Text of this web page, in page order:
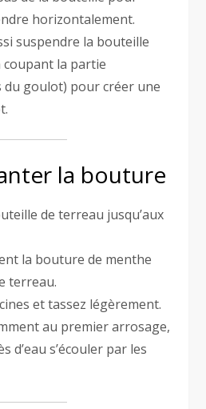
horizontalement.
suspendre la bouteille
la partie
goulot) pour créer une
la bouture
de terreau jusqu’aux
la bouture de menthe
terreau.
et tassez légèrement.
au premier arrosage,
d’eau s’écouler par les